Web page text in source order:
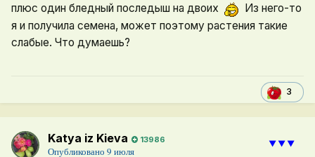
плюс один бледный последыш на двоих
Из него-то
я и получила семена, может поэтому растения такие
слабые. Что думаешь?
3
Katya iz Kieva 13986
Опубликовано 9 июля
⯆⯆⯆